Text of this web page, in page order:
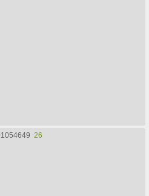
1054649 26